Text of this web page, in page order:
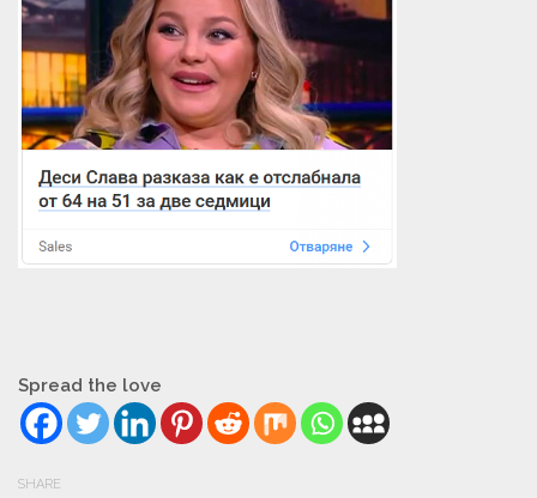
Spread the love
SHARE